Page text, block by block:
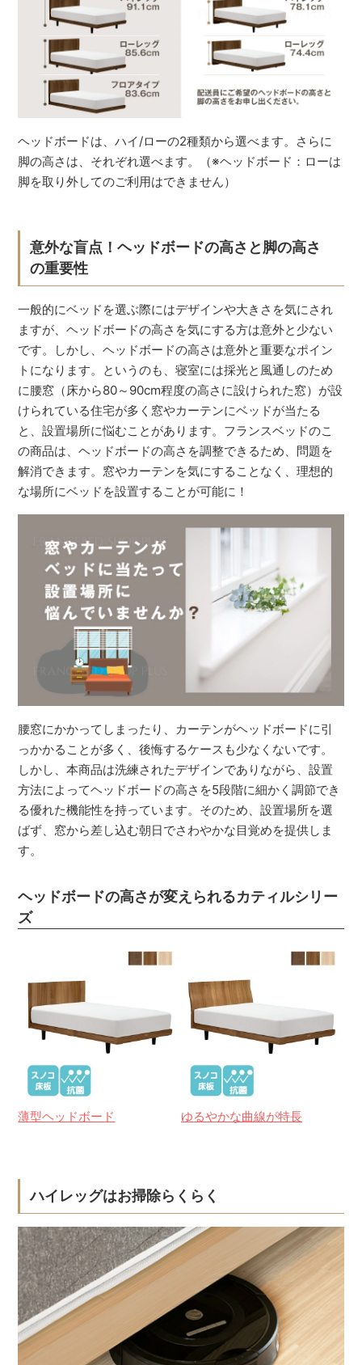
ヘッドボードは、ハイ/ローの2種類から選べます。さらに
脚の高さは、それぞれ選べます。（※ヘッドボード：ローは
脚を取り外してのご利用はできません）
意外な盲点！ヘッドボードの高さと脚の高さ
の重要性
一般的にベッドを選ぶ際にはデザインや大きさを気にされ
ますが、ヘッドボードの高さを気にする方は意外と少ない
です。しかし、ヘッドボードの高さは意外と重要なポイン
トになります。というのも、寝室には採光と風通しのため
に腰窓（床から80～90cm程度の高さに設けられた窓）が設
けられている住宅が多く窓やカーテンにベッドが当たる
と、設置場所に悩むことがあります。フランスベッドのこ
の商品は、ヘッドボードの高さを調整できるため、問題を
解消できます。窓やカーテンを気にすることなく、理想的
な場所にベッドを設置することが可能に！
腰窓にかかってしまったり、カーテンがヘッドボードに引
っかかることが多く、後悔するケースも少なくないです。
しかし、本商品は洗練されたデザインでありながら、設置
方法によってヘッドボードの高さを5段階に細かく調節でき
る優れた機能性を持っています。そのため、設置場所を選
ばず、窓から差し込む朝日でさわやかな目覚めを提供しま
す。
ヘッドボードの高さが変えられるカティルシリー
ズ
薄型ヘッドボード ゆるやかな曲線が特長
ハイレッグはお掃除らくらく